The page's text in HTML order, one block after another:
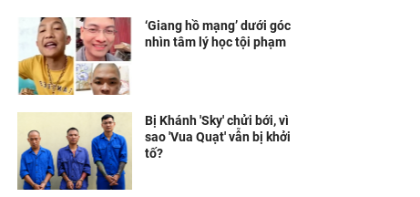
‘Giang hồ mạng’ dưới góc
nhìn tâm lý học tội phạm
Bị Khánh 'Sky' chửi bới, vì
sao 'Vua Quạt' vẫn bị khởi
tố?